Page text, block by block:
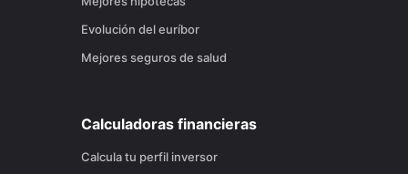
Evolución del euríbor
Mejores seguros de salud
Calculadoras financieras
Calcula tu perfil inversor